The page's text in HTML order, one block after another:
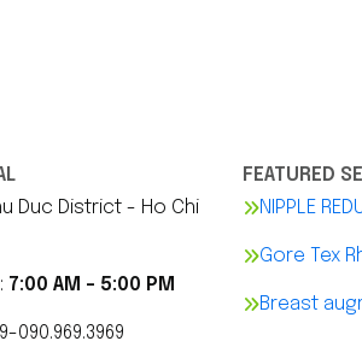
Duc District - Ho Chi
7:00 AM - 5:00 PM
-090.969.3969
FEATURED
NIPPLE
Gore Tex
Breast